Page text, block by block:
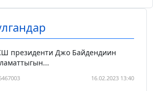
президенти Джо Байдендиин
16.02.2023 13:40